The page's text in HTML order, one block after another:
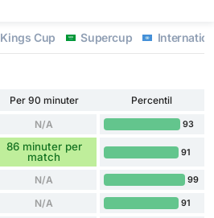
Kings Cup Supercup
Per 90 minuter
Percentil
N/A 93
86 minuter per
match
91
N/A 99
N/A 91